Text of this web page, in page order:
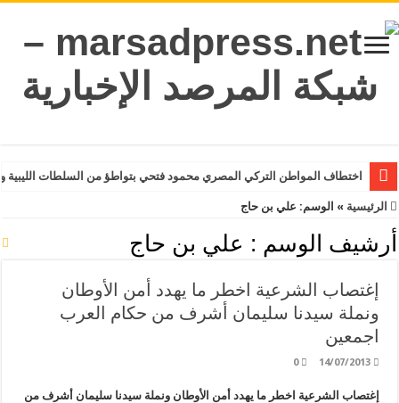
اختطاف المواطن التركي المصري محمود فتحي بتواطؤ من السلطات
الرئيسية » الوسم: علي بن حاج
أرشيف الوسم : علي بن حاج
إغتصاب الشرعية اخطر ما يهدد أمن الأوطان
ونملة سيدنا سليمان أشرف من حكام العرب
اجمعين
14/07/2013
0
إغتصاب الشرعية اخطر ما يهدد أمن الأوطان ونملة سيدنا سليمان أشرف من